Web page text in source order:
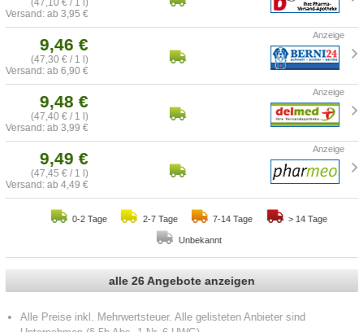
(47,10 € / 1 l)
Versand: ab 3,95 €
9,46 €
(47,30 € / 1 l)
Versand: ab 6,90 €
9,48 €
(47,40 € / 1 l)
Versand: ab 3,99 €
9,49 €
(47,45 € / 1 l)
Versand: ab 4,49 €
0-2 Tage 2-7 Tage 7-14 Tage > 14 Tage
Unbekannt
alle 26 Angebote anzeigen